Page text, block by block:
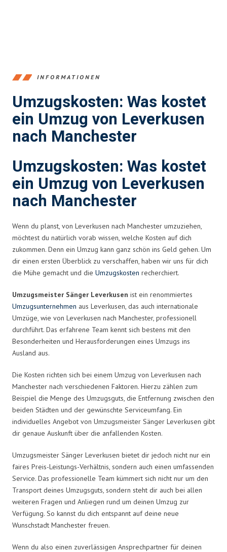
INFORMATIONEN
Umzugskosten: Was kostet
ein Umzug von Leverkusen
nach Manchester
Umzugskosten: Was kostet
ein Umzug von Leverkusen
nach Manchester
Wenn du planst, von Leverkusen nach Manchester umzuziehen,
möchtest du natürlich vorab wissen, welche Kosten auf dich
zukommen. Denn ein Umzug kann ganz schön ins Geld gehen. Um
dir einen ersten Überblick zu verschaffen, haben wir uns für dich
die Mühe gemacht und die Umzugskosten recherchiert.
Umzugsmeister Sänger Leverkusen ist ein renommiertes
Umzugsunternehmen aus Leverkusen, das auch internationale
Umzüge, wie von Leverkusen nach Manchester, professionell
durchführt. Das erfahrene Team kennt sich bestens mit den
Besonderheiten und Herausforderungen eines Umzugs ins
Ausland aus.
Die Kosten richten sich bei einem Umzug von Leverkusen nach
Manchester nach verschiedenen Faktoren. Hierzu zählen zum
Beispiel die Menge des Umzugsguts, die Entfernung zwischen den
beiden Städten und der gewünschte Serviceumfang. Ein
individuelles Angebot von Umzugsmeister Sänger Leverkusen gibt
dir genaue Auskunft über die anfallenden Kosten.
Umzugsmeister Sänger Leverkusen bietet dir jedoch nicht nur ein
faires Preis-Leistungs-Verhältnis, sondern auch einen umfassenden
Service. Das professionelle Team kümmert sich nicht nur um den
Transport deines Umzugsguts, sondern steht dir auch bei allen
weiteren Fragen und Anliegen rund um deinen Umzug zur
Verfügung. So kannst du dich entspannt auf deine neue
Wunschstadt Manchester freuen.
Wenn du also einen zuverlässigen Ansprechpartner für deinen